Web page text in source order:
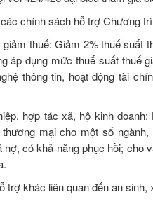
chính sách hỗ trợ Chương
thuế: Giảm 2% thuế suất
áp dụng mức thuế suất thuế
thông tin, hoạt động tài
hợp tác xã, hộ kinh
mại cho một số
nợ, có khả năng phục hồi;
trợ khác liên quan đến an